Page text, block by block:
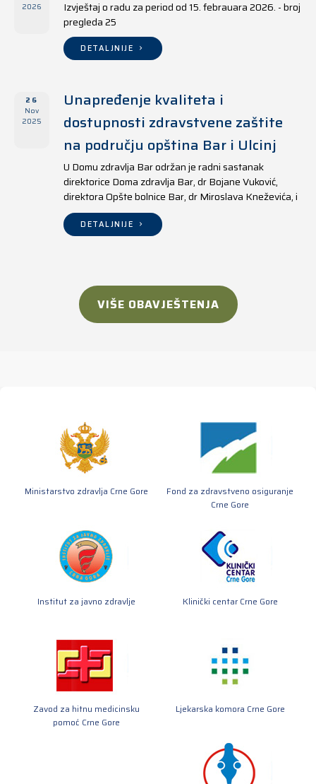
2026
Izvještaj o radu za period od 15. febrauara 2026. - broj
pregleda 25
DETALJNIJE
26
Nov
2025
Unapređenje kvaliteta i
dostupnosti zdravstvene zaštite
na području opština Bar i Ulcinj
U Domu zdravlja Bar održan je radni sastanak
direktorice Doma zdravlja Bar, dr Bojane Vuković,
direktora Opšte bolnice Bar, dr Miroslava Kneževića, i
direktora Doma zdravlja Ulcinj, Kreshnika Mustafe.
DETALJNIJE
VIŠE OBAVJEŠTENJA
Ministarstvo zdravlja Crne Gore
Fond za zdravstveno osiguranje
Crne Gore
Institut za javno zdravlje Klinički centar Crne Gore
Zavod za hitnu medicinsku
pomoć Crne Gore
Ljekarska komora Crne Gore